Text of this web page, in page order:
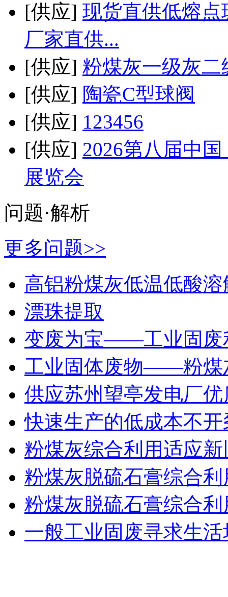
[供应] 现货直供低熔
厂家直供...
[供应] 粉煤灰一级灰二
[供应] 陶瓷C型球阀
[供应] 123456
[供应] 2026第八届中
展览会
问题·解析
更多问题>>
高铝粉煤灰低温低酸
漂珠提取
变废为宝——工业固废
工业固体废物——粉煤
供应苏州望亭发电厂
快速生产的低成本不
粉煤灰综合利用适应
粉煤灰脱硫石膏综合
粉煤灰脱硫石膏综合
一般工业固废寻求生